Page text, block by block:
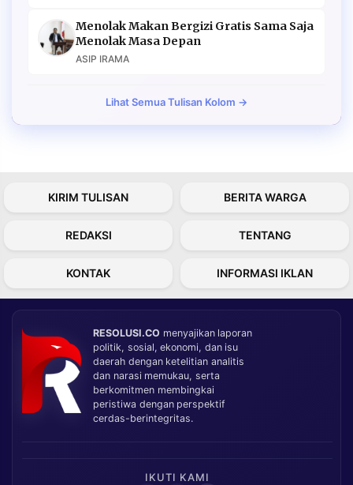
Menolak Makan Bergizi Gratis Sama Saja
Menolak Masa Depan
ASIP IRAMA
Lihat Semua Tulisan Kolom →
KIRIM TULISAN BERITA WARGA
REDAKSI TENTANG
KONTAK INFORMASI IKLAN
RESOLUSI.CO menyajikan laporan
politik, sosial, ekonomi, dan isu
daerah dengan ketelitian analitis
dan narasi memukau, serta
berkomitmen membingkai
peristiwa dengan perspektif
cerdas-berintegritas.
IKUTI KAMI